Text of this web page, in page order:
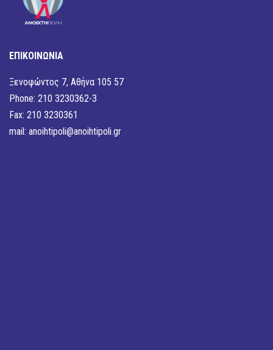
ΕΠΙΚΟΙΝΩΝΙΑ
Ξενοφώντος 7, Αθήνα 105 57
Phone: 210 3230362-3
Fax: 210 3230361
mail: anoihtipoli@anoihtipoli.gr